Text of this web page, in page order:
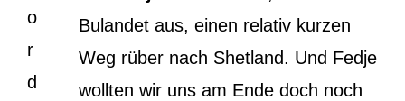
o
r
d
Bulandet aus, einen relativ kurzen
Weg rüber nach Shetland. Und Fedje
wollten wir uns am Ende doch noch